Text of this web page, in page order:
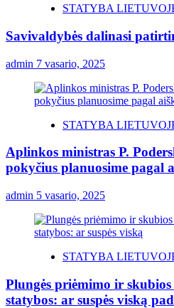
STATYBA
Savivaldybės dalinasi
admin 7 vasario, 2025
STATYBA
Aplinkos ministras P.
pokyčius planuosime pagal
admin 5 vasario, 2025
STATYBA
Plungės priėmimo ir
statybos: ar suspės viską